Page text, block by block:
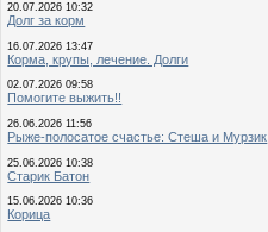
20.07.2026 10:32
Долг за корм
16.07.2026 13:47
Корма, крупы, лечение. Долги
02.07.2026 09:58
Помогите выжить!!
26.06.2026 11:56
Рыже-полосатое счастье: Стеша и Мурзик
25.06.2026 10:38
Старик Батон
15.06.2026 10:36
Корица